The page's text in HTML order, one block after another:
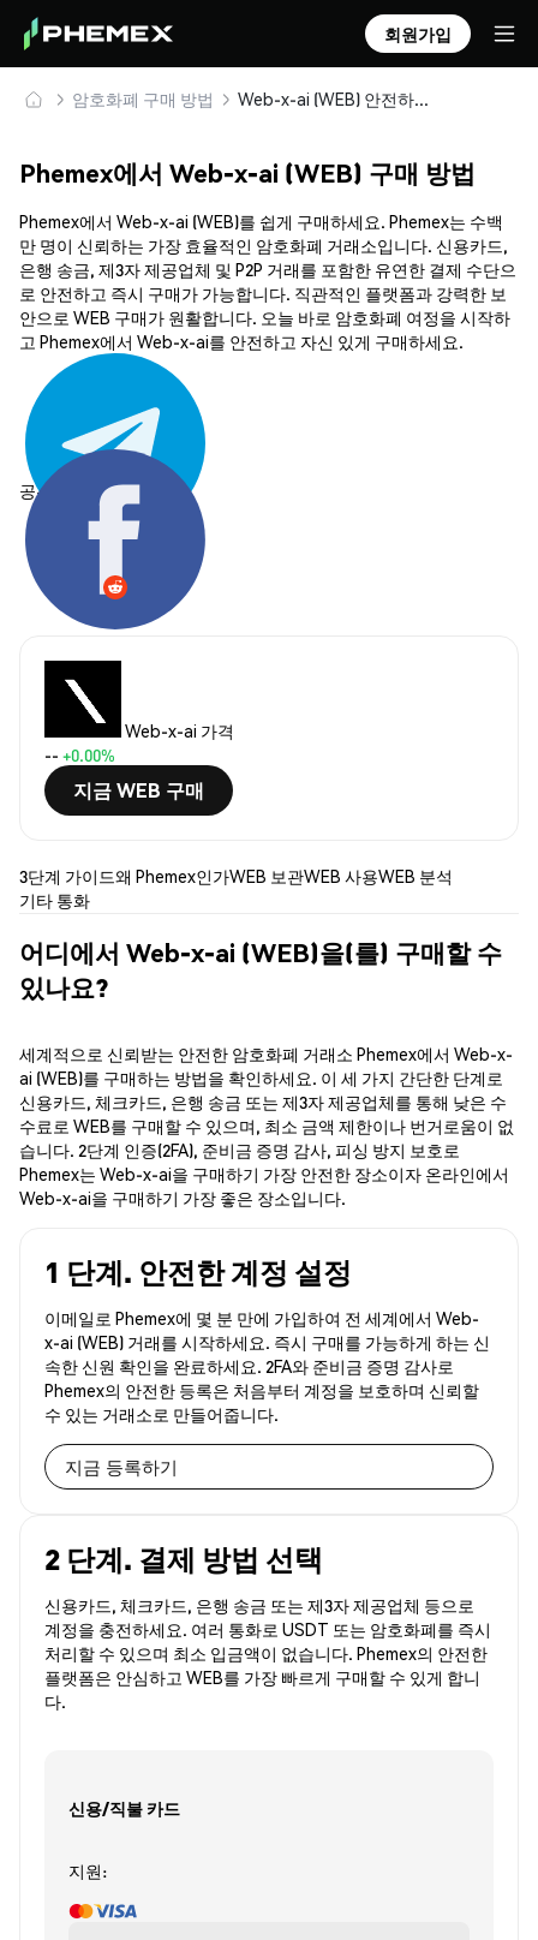
회원가입
암호화폐 구매 방법 Web-x-ai (WEB) 안전하게 구매 및 보관
Phemex에서 Web-x-ai (WEB) 구매 방법
Phemex에서 Web-x-ai (WEB)를 쉽게 구매하세요. Phemex는 수백
만 명이 신뢰하는 가장 효율적인 암호화폐 거래소입니다. 신용카드,
은행 송금, 제3자 제공업체 및 P2P 거래를 포함한 유연한 결제 수단으
로 안전하고 즉시 구매가 가능합니다. 직관적인 플랫폼과 강력한 보
안으로 WEB 구매가 원활합니다. 오늘 바로 암호화폐 여정을 시작하
고 Phemex에서 Web-x-ai를 안전하고 자신 있게 구매하세요.
공유하기:
Web-x-ai 가격
-- +0.00%
지금 WEB 구매
3단계 가이드왜 Phemex인가WEB 보관WEB 사용WEB 분석
기타 통화
어디에서 Web-x-ai (WEB)을(를) 구매할 수
있나요?
세계적으로 신뢰받는 안전한 암호화폐 거래소 Phemex에서 Web-x-
ai (WEB)를 구매하는 방법을 확인하세요. 이 세 가지 간단한 단계로
신용카드, 체크카드, 은행 송금 또는 제3자 제공업체를 통해 낮은 수
수료로 WEB를 구매할 수 있으며, 최소 금액 제한이나 번거로움이 없
습니다. 2단계 인증(2FA), 준비금 증명 감사, 피싱 방지 보호로
Phemex는 Web-x-ai을 구매하기 가장 안전한 장소이자 온라인에서
Web-x-ai을 구매하기 가장 좋은 장소입니다.
1 단계. 안전한 계정 설정
이메일로 Phemex에 몇 분 만에 가입하여 전 세계에서 Web-
x-ai (WEB) 거래를 시작하세요. 즉시 구매를 가능하게 하는 신
속한 신원 확인을 완료하세요. 2FA와 준비금 증명 감사로
Phemex의 안전한 등록은 처음부터 계정을 보호하며 신뢰할
수 있는 거래소로 만들어줍니다.
지금 등록하기
2 단계. 결제 방법 선택
신용카드, 체크카드, 은행 송금 또는 제3자 제공업체 등으로
계정을 충전하세요. 여러 통화로 USDT 또는 암호화폐를 즉시
처리할 수 있으며 최소 입금액이 없습니다. Phemex의 안전한
플랫폼은 안심하고 WEB를 가장 빠르게 구매할 수 있게 합니
다.
신용/직불 카드
지원: